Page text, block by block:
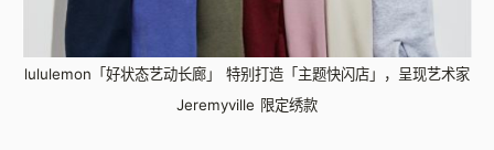
lululemon「好状态艺动长廊」 特别打造「主题快闪店」，呈现艺术家
Jeremyville 限定绣款